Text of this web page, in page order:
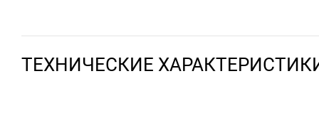
ТЕХНИЧЕСКИЕ